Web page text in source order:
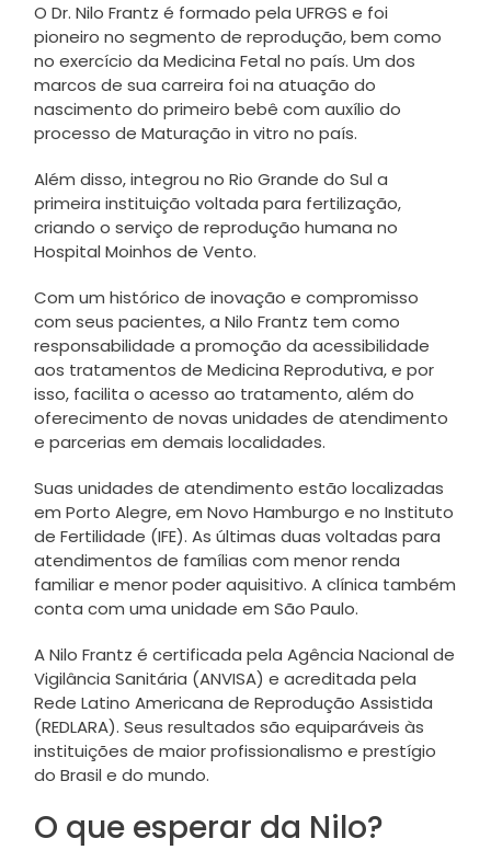
O Dr. Nilo Frantz é formado pela UFRGS e foi
pioneiro no segmento de reprodução, bem como
no exercício da Medicina Fetal no país. Um dos
marcos de sua carreira foi na atuação do
nascimento do primeiro bebê com auxílio do
processo de Maturação in vitro no país.
Além disso, integrou no Rio Grande do Sul a
primeira instituição voltada para fertilização,
criando o serviço de reprodução humana no
Hospital Moinhos de Vento.
Com um histórico de inovação e compromisso
com seus pacientes, a Nilo Frantz tem como
responsabilidade a promoção da acessibilidade
aos tratamentos de Medicina Reprodutiva, e por
isso, facilita o acesso ao tratamento, além do
oferecimento de novas unidades de atendimento
e parcerias em demais localidades.
Suas unidades de atendimento estão localizadas
em Porto Alegre, em Novo Hamburgo e no Instituto
de Fertilidade (IFE). As últimas duas voltadas para
atendimentos de famílias com menor renda
familiar e menor poder aquisitivo. A clínica também
conta com uma unidade em São Paulo.
A Nilo Frantz é certificada pela Agência Nacional de
Vigilância Sanitária (ANVISA) e acreditada pela
Rede Latino Americana de Reprodução Assistida
(REDLARA). Seus resultados são equiparáveis às
instituições de maior profissionalismo e prestígio
do Brasil e do mundo.
O que esperar da Nilo?